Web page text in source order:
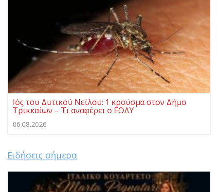
Ιός του Δυτικού Νείλου: 1 κρούσμα στον Δήμο
Τρικκαίων – Τι αναφέρει ο ΕΟΔΥ
06.08.2026
Ειδήσεις σήμερα